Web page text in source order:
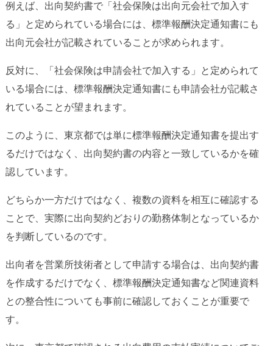
例えば、出向契約書で「社会保険は出向元会社で加入す
る」と定められている場合には、標準報酬決定通知書にも
出向元会社が記載されていることが求められます。
反対に、「社会保険は申請会社で加入する」と定められて
いる場合には、標準報酬決定通知書にも申請会社が記載さ
れていることが望まれます。
このように、東京都では単に標準報酬決定通知書を提出す
るだけではなく、出向契約書の内容と一致しているかを確
認しています。
どちらか一方だけではなく、複数の資料を相互に確認する
ことで、実際に出向契約どおりの勤務体制となっているか
を判断しているのです。
出向者を営業所技術者として申請する場合は、出向契約書
を作成するだけでなく、標準報酬決定通知書など関連資料
との整合性についても事前に確認しておくことが重要で
す。